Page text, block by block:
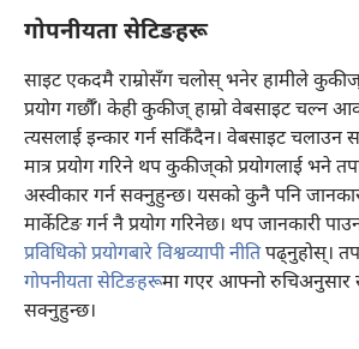
गोपनीयता सेटिङहरू
साइट एकदमै राम्रोसँग चलोस् भनेर हामीले कुकीज्
प्रयोग गर्छौँ। केही कुकीज्‌ हाम्रो वेबसाइट चल्न
त्यसलाई इन्कार गर्न सकिँदैन। वेबसाइट चलाउन
मात्र प्रयोग गरिने थप कुकीज्‌को प्रयोगलाई भने
अस्वीकार गर्न सक्नुहुन्छ। यसको कुनै पनि
मार्केटिङ गर्न नै प्रयोग गरिनेछ। थप जानकारी
प्रविधिको प्रयोगबारे विश्वव्यापी नीतिपढ्नुहोस्।
गोपनीयता सेटिङहरूमा गएर आफ्नो रुचिअनुसार
सक्नुहुन्छ।
(ब्राउजरको
अर्को
नयाँ
पृष्ठ
प्रहरीधरहरा अनलाइन लाइब्रेरी
(ब्राउजरको
अर्को
नयाँ
पृष्ठ
खुल्नेछ)
JW Hub ®
(ब्राउजरको
अर्को
ट्याबमा
नयाँ
पृष्ठ
खुल्नेछ)
JW लाइब्रेरी
Copyright© 2026 Watch Tower Bible and Tract